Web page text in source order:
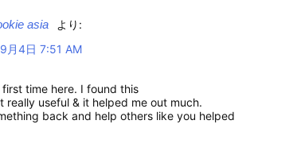
asia
より:
月4日 7:51 AM
time here. I found this
really useful & it helped me out much.
back and help others like you helped